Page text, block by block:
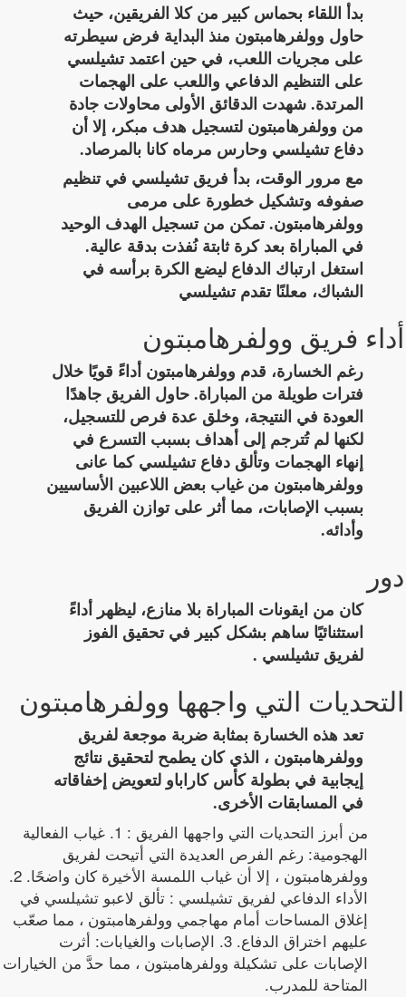
بدأ اللقاء بحماس كبير من كلا الفريقين، حيث
حاول وولفرهامبتون منذ البداية فرض سيطرته
على مجريات اللعب، في حين اعتمد تشيلسي
على التنظيم الدفاعي واللعب على الهجمات
المرتدة. شهدت الدقائق الأولى محاولات جادة
من وولفرهامبتون لتسجيل هدف مبكر، إلا أن
دفاع تشيلسي وحارس مرماه كانا بالمرصاد.
مع مرور الوقت، بدأ فريق تشيلسي في تنظيم
صفوفه وتشكيل خطورة على مرمى
وولفرهامبتون. تمكن من تسجيل الهدف الوحيد
في المباراة بعد كرة ثابتة نُفذت بدقة عالية.
استغل ارتباك الدفاع ليضع الكرة برأسه في
الشباك، معلنًا تقدم تشيلسي
أداء فريق وولفرهامبتون
رغم الخسارة، قدم وولفرهامبتون أداءً قويًا خلال
فترات طويلة من المباراة. حاول الفريق جاهدًا
العودة في النتيجة، وخلق عدة فرص للتسجيل،
لكنها لم تُترجم إلى أهداف بسبب التسرع في
إنهاء الهجمات وتألق دفاع تشيلسي كما عانى
وولفرهامبتون من غياب بعض اللاعبين الأساسيين
بسبب الإصابات، مما أثر على توازن الفريق
وأدائه.
دور
كان من ايقونات المباراة بلا منازع، ليظهر أداءً
استثنائيًا ساهم بشكل كبير في تحقيق الفوز
لفريق تشيلسي .
التحديات التي واجهها وولفرهامبتون
تعد هذه الخسارة بمثابة ضربة موجعة لفريق
وولفرهامبتون ، الذي كان يطمح لتحقيق نتائج
إيجابية في بطولة كأس كاراباو لتعويض إخفاقاته
في المسابقات الأخرى.
من أبرز التحديات التي واجهها الفريق : 1. غياب الفعالية
الهجومية: رغم الفرص العديدة التي أتيحت لفريق
وولفرهامبتون ، إلا أن غياب اللمسة الأخيرة كان واضحًا. 2.
الأداء الدفاعي لفريق تشيلسي : تألق لاعبو تشيلسي في
إغلاق المساحات أمام مهاجمي وولفرهامبتون ، مما صعّب
عليهم اختراق الدفاع. 3. الإصابات والغيابات: أثرت
الإصابات على تشكيلة وولفرهامبتون ، مما حدَّ من الخيارات
المتاحة للمدرب.